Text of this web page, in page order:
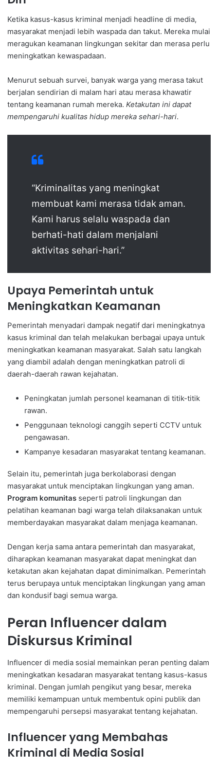
Ketika kasus-kasus kriminal menjadi headline di media,
masyarakat menjadi lebih waspada dan takut. Mereka mulai
meragukan keamanan lingkungan sekitar dan merasa perlu
meningkatkan kewaspadaan.
Menurut sebuah survei, banyak warga yang merasa takut
berjalan sendirian di malam hari atau merasa khawatir
tentang keamanan rumah mereka. Ketakutan ini dapat
mempengaruhi kualitas hidup mereka sehari-hari.
“Kriminalitas yang meningkat
membuat kami merasa tidak aman.
Kami harus selalu waspada dan
berhati-hati dalam menjalani
aktivitas sehari-hari.”
Upaya Pemerintah untuk
Meningkatkan Keamanan
Pemerintah menyadari dampak negatif dari meningkatnya
kasus kriminal dan telah melakukan berbagai upaya untuk
meningkatkan keamanan masyarakat. Salah satu langkah
yang diambil adalah dengan meningkatkan patroli di
daerah-daerah rawan kejahatan.
Peningkatan jumlah personel keamanan di titik-titik
rawan.
Penggunaan teknologi canggih seperti CCTV untuk
pengawasan.
Kampanye kesadaran masyarakat tentang keamanan.
Selain itu, pemerintah juga berkolaborasi dengan
masyarakat untuk menciptakan lingkungan yang aman.
Program komunitas seperti patroli lingkungan dan
pelatihan keamanan bagi warga telah dilaksanakan untuk
memberdayakan masyarakat dalam menjaga keamanan.
Dengan kerja sama antara pemerintah dan masyarakat,
diharapkan keamanan masyarakat dapat meningkat dan
ketakutan akan kejahatan dapat diminimalkan. Pemerintah
terus berupaya untuk menciptakan lingkungan yang aman
dan kondusif bagi semua warga.
Peran Influencer dalam
Diskursus Kriminal
Influencer di media sosial memainkan peran penting dalam
meningkatkan kesadaran masyarakat tentang kasus-kasus
kriminal. Dengan jumlah pengikut yang besar, mereka
memiliki kemampuan untuk membentuk opini publik dan
mempengaruhi persepsi masyarakat tentang kejahatan.
Influencer yang Membahas
Kriminal di Media Sosial